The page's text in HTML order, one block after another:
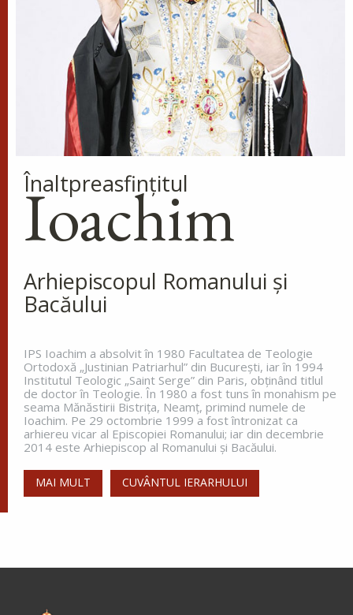
trebuie să mă bucure, fiind încredințat despre voi
toți că bucuria mea este și...
Ap. II Corinteni 2, 3-15
Evanghelia zilei
Zis-a Domnul către iudeii care veniseră la Dânsul:
Vai vouă, cărturarilor și fariseilor fățarnici! Pentru
că închideți Împărăția Cerurilor înaintea oamenilor;
Înaltpreasfinţitul
Ioachim
Arhiepiscopul Romanului și
Bacăului
IPS Ioachim a absolvit în 1980 Facultatea de Teologie
Ortodoxă „Justinian Patriarhul” din Bucureşti, iar în 1994
Institutul Teologic „Saint Serge” din Paris, obţinând titlul
de doctor în Teologie. În 1980 a fost tuns în monahism pe
seama Mănăstirii Bistriţa, Neamţ, primind numele de
Ioachim. Pe 29 octombrie 1999 a fost întronizat ca
arhiereu vicar al Episcopiei Romanului; iar din decembrie
2014 este Arhiepiscop al Romanului și Bacăului.
MAI MULT CUVÂNTUL IERARHULUI